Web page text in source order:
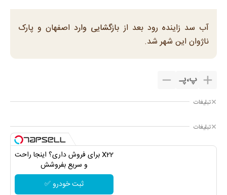
آب سد زاینده رود بعد از بازگشایی وارد اصفهان و پارک
ناژوان این شهر شد.
پ،پـ
تبلیغات
تبلیغات
X22 برای فروش داری؟ اینجا راحت
و سریع بفروشش
ثبت خودرو ✅